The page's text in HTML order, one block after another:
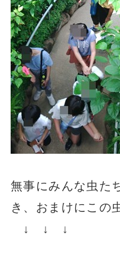
無事にみんな虫た
き、おまけにこの
↓ ↓ ↓